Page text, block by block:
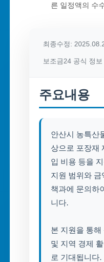
른 일정액의 수
최종수정:
보조금24 공식 정보
주요내용
안산시 농특산
상으로 포장재
입 비용 등을
지원 범위와 금
책과에 문의하
니다.
본 지원을 통
및 지역 경제
로 기대됩니다.